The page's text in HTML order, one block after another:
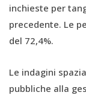
inchieste per
precedente. Le
del 72,4%.
Le indagini
pubbliche alla